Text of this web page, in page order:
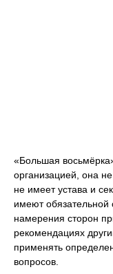
«Большая
организацией, она
не имеет устава и
имеют обязательной
намерения сторон
рекомендациях
применять
вопросов.